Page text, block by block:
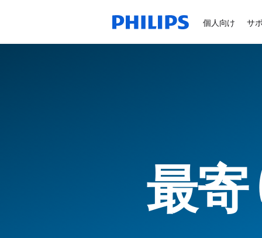
個人向け サ
最